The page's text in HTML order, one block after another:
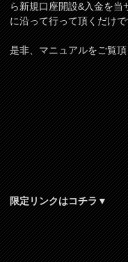
ら新規口座開設&入金を当
に沿って行って頂くだけ
是非、マニュアルをご覧
限定リンクはコチラ▼